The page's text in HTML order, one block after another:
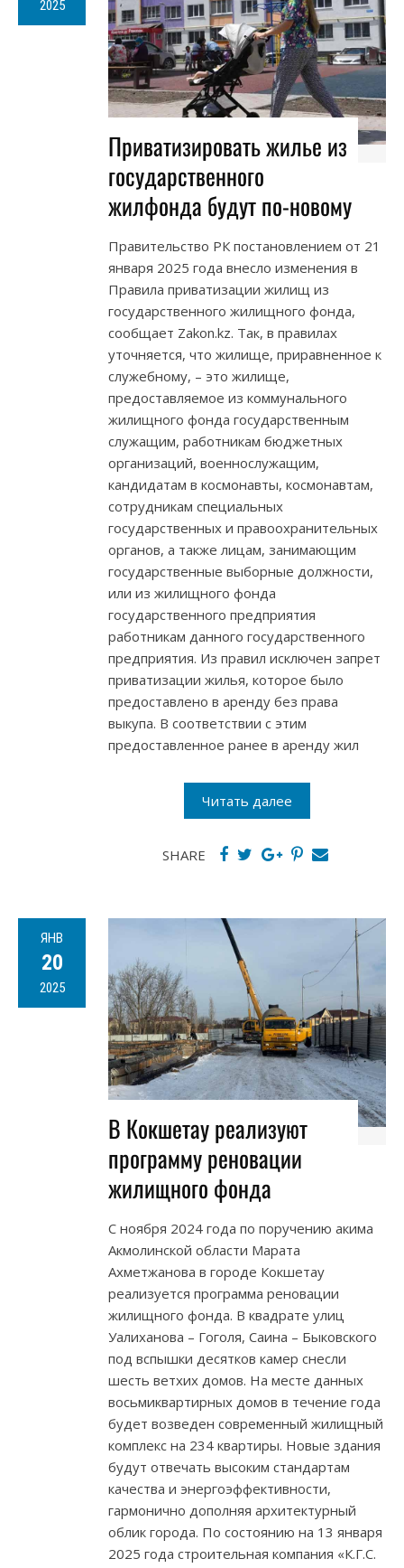
2025
Приватизировать жилье из
государственного
жилфонда будут по-новому
Правительство РК постановлением от 21
января 2025 года внесло изменения в
Правила приватизации жилищ из
государственного жилищного фонда,
сообщает Zakon.kz. Так, в правилах
уточняется, что жилище, приравненное к
служебному, – это жилище,
предоставляемое из коммунального
жилищного фонда государственным
служащим, работникам бюджетных
организаций, военнослужащим,
кандидатам в космонавты, космонавтам,
сотрудникам специальных
государственных и правоохранительных
органов, а также лицам, занимающим
государственные выборные должности,
или из жилищного фонда
государственного предприятия
работникам данного государственного
предприятия. Из правил исключен запрет
приватизации жилья, которое было
предоставлено в аренду без права
выкупа. В соответствии с этим
предоставленное ранее в аренду жил
Читать далее
SHARE
ЯНВ
20
2025
В Кокшетау реализуют
программу реновации
жилищного фонда
С ноября 2024 года по поручению акима
Акмолинской области Марата
Ахметжанова в городе Кокшетау
реализуется программа реновации
жилищного фонда. В квадрате улиц
Уалиханова – Гоголя, Саина – Быковского
под вспышки десятков камер снесли
шесть ветхих домов. На месте данных
восьмиквартирных домов в течение года
будет возведен современный жилищный
комплекс на 234 квартиры. Новые здания
будут отвечать высоким стандартам
качества и энергоэффективности,
гармонично дополняя архитектурный
облик города. По состоянию на 13 января
2025 года строительная компания «К.Г.С.